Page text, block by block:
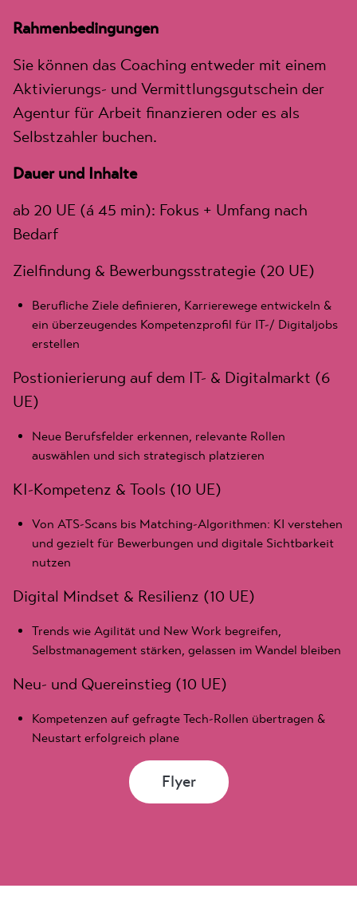
Rahmenbedingungen
Sie können das Coaching entweder mit einem
Aktivierungs- und Vermittlungsgutschein der
Agentur für Arbeit finanzieren oder es als
Selbstzahler buchen.
Dauer und Inhalte
ab 20 UE (á 45 min): Fokus + Umfang nach
Bedarf
Zielfindung & Bewerbungsstrategie (20 UE)
Berufliche Ziele definieren, Karrierewege entwickeln &
ein überzeugendes Kompetenzprofil für IT-/ Digitaljobs
erstellen
Postionierierung auf dem IT- & Digitalmarkt (6
UE)
Neue Berufsfelder erkennen, relevante Rollen
auswählen und sich strategisch platzieren
KI-Kompetenz & Tools (10 UE)
Von ATS-Scans bis Matching-Algorithmen: KI verstehen
und gezielt für Bewerbungen und digitale Sichtbarkeit
nutzen
Digital Mindset & Resilienz (10 UE)
Trends wie Agilität und New Work begreifen,
Selbstmanagement stärken, gelassen im Wandel bleiben
Neu- und Quereinstieg (10 UE)
Kompetenzen auf gefragte Tech-Rollen übertragen &
Neustart erfolgreich plane
Flyer